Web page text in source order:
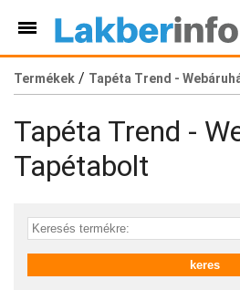
Termékek / Tapéta Trend -
Tapéta Trend -
Tapétabolt